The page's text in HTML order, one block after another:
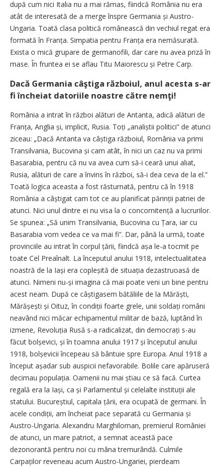
după cum nici Italia nu a mai rămas, fiindcă România nu era
atât de interesată de a merge înspre Germania și Austro-
Ungaria. Toată clasa politică românească din vechiul regat era
formată în Franța. Simpatia pentru Franța era nemăsurată.
Exista o mică grupare de germanofili, dar care nu avea priză în
mase. În fruntea ei se aflau Titu Maiorescu și Petre Carp.
Dacă Germania câştiga războiul, anul acesta s-ar
fi încheiat datoriile noastre către nemţi!
România a intrat în război alături de Antanta, adică alături de
Franța, Anglia și, implicit, Rusia. Toți „analiștii politici” de atunci
ziceau: „Dacă Antanta va câștiga războiul, România va primi
Transilvania, Bucovina și cam atât, în nici un caz nu va primi
Basarabia, pentru că nu va avea cum să-i ceară unui aliat,
Rusia, alături de care a învins în război, să-i dea ceva de la el.”
Toată logica aceasta a fost răsturnată, pentru că în 1918
România a câștigat cam tot ce au planificat părinții patriei de
atunci. Nici unul dintre ei nu visa la o concomitență a lucrurilor.
Se spunea: „Să unim Transilvania, Bucovina cu Țara, iar cu
Basarabia vom vedea ce va mai fi”. Dar, până la urmă, toate
provinciile au intrat în corpul țării, fiindcă așa le-a tocmit pe
toate Cel Prea­înalt. La începutul anului 1918, intelectualitatea
noastră de la Iași era copleșită de situația dezas­truoasă de
atunci. Nimeni nu-și imagina că mai poate veni un bine pentru
acest neam. După ce câștigasem bătăliile de la Mărăști,
Mărășești și Oituz, în condiții foarte grele, unii soldați români
neavând nici măcar echipamentul militar de bază, luptând în
izmene, Revoluția Rusă s-a radicalizat, din democrați s-au
făcut bolșevici, și în toamna anului 1917 și începutul anului
1918, bolșevicii începeau să bântuie spre Europa. Anul 1918 a
început așadar sub auspicii nefavorabile. Bolile care apăruseră
decimau populația. Oamenii nu mai știau ce să facă. Curtea
regală era la Iași, ca și Parlamentul și celelalte instituții ale
statului. Bucureștiul, capitala țării, era ocupată de germani. În
acele condiții, am încheiat pace separată cu Germania și
Austro-Ungaria. Alexandru Marghiloman, premierul României
de atunci, un mare patriot, a semnat această pace
dezonorantă pentru noi cu mâna tremurândă. Culmile
Carpaților reveneau acum Austro-Ungariei, pierdeam